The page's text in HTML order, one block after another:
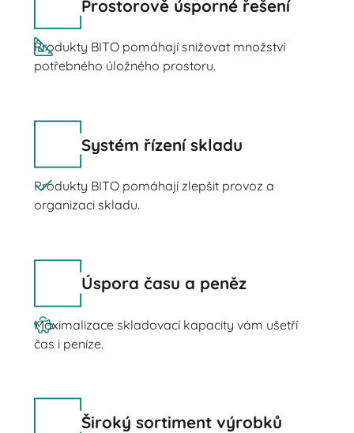
Prostorově úsporné řešení
Produkty BITO pomáhají snižovat množství
potřebného úložného prostoru.
Systém řízení skladu
Produkty BITO pomáhají zlepšit provoz a
organizaci skladu.
Úspora času a peněz
Maximalizace skladovací kapacity vám ušetří
čas i peníze.
Široký sortiment výrobků